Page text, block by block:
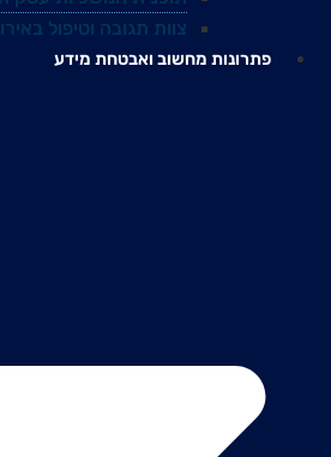
צוות תגובה וטיפול
פתרונות מחשוב ואבטחת מידע